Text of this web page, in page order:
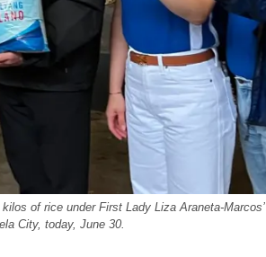
of rice under First Lady Liza Araneta-Marcos’
City, today, June 30.